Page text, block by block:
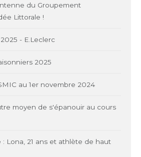
du Groupement
Littorale !
- E.Leclerc
2025
au 1er novembre 2024
moyen de s'épanouir au cours
Lona, 21 ans et athlète de haut